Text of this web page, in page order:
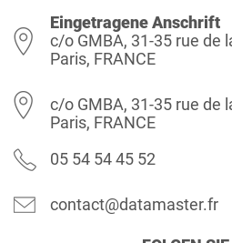
Eingetragene Anschrift
c/o GMBA, 31-35 rue de
Paris, FRANCE
c/o GMBA, 31-35 rue de
Paris, FRANCE
05 54 54 45 52
contact@datamaster.fr